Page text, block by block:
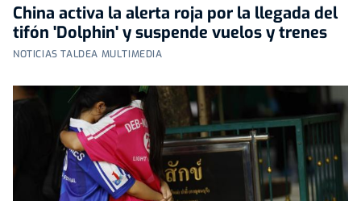
China activa la alerta roja por la llegada del
tifón 'Dolphin' y suspende vuelos y trenes
NOTICIAS TALDEA MULTIMEDIA